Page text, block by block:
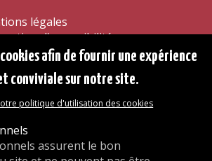
légales
d'accessibilité
de l'administration
Commune d'Auderghem
afin de fournir une expérience
conviviale sur notre site.
politique d'utilisation des cookies
assurent le bon